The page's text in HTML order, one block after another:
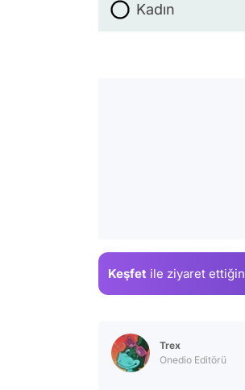
Kadın
Keşfet ile ziyaret ettiğin
Trex
Onedio Editörü